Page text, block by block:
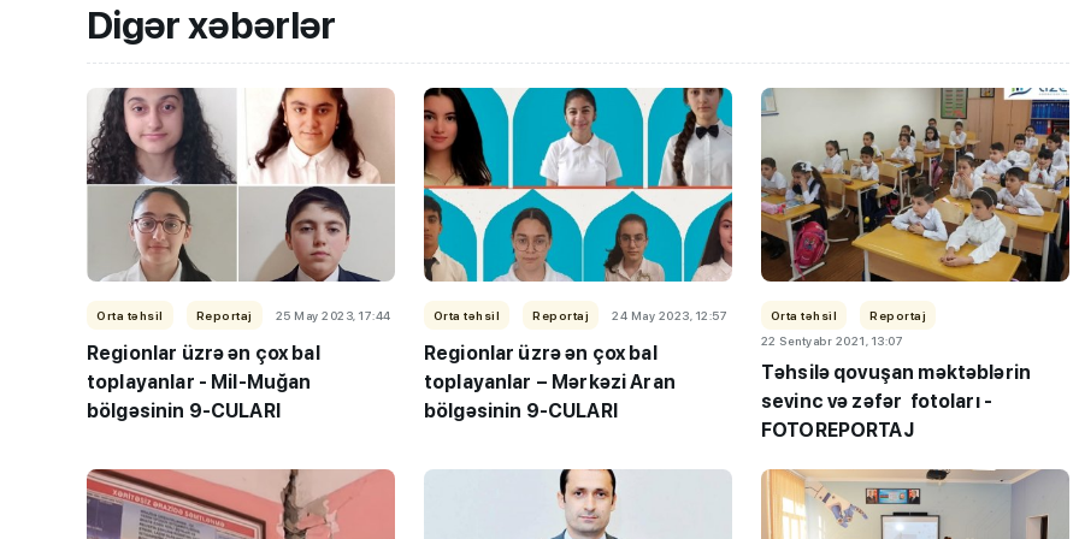
Digər xəbərlər
Orta təhsil Reportaj 25 May 2023, 17:44
Regionlar üzrə ən çox bal
toplayanlar - Mil-Muğan
bölgəsinin 9-CULARI
Orta təhsil Reportaj 24 May 2023, 12:57
Regionlar üzrə ən çox bal
toplayanlar – Mərkəzi Aran
bölgəsinin 9-CULARI
Orta təhsil
Reportaj
22 Sentyabr 2021, 13:07
Təhsilə qovuşan məktəblərin
sevinc və zəfər fotoları -
FOTOREPORTAJ
DİM-dən abituriyentlərə
VACİB XƏBƏR- Plan yerləri bu
tarixdə açıqlanacaq
700 balın arxasındakı ata...
- "Təzyiq uşağın
nəticəsinə müsbət yox,
təsir göstərir"